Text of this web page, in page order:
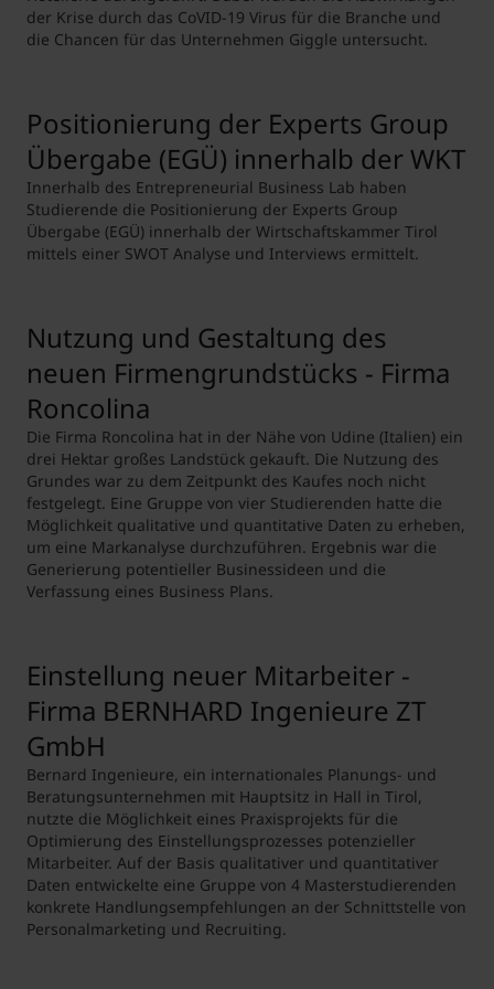
der Krise durch das CoVID-19 Virus für die Branche und
die Chancen für das Unternehmen Giggle untersucht.
Positionierung der Experts Group
Übergabe (EGÜ) innerhalb der WKT
Innerhalb des Entrepreneurial Business Lab haben
Studierende die Positionierung der Experts Group
Übergabe (EGÜ) innerhalb der Wirtschaftskammer Tirol
mittels einer SWOT Analyse und Interviews ermittelt.
Nutzung und Gestaltung des
neuen Firmengrundstücks - Firma
Roncolina
Die Firma Roncolina hat in der Nähe von Udine (Italien) ein
drei Hektar großes Landstück gekauft. Die Nutzung des
Grundes war zu dem Zeitpunkt des Kaufes noch nicht
festgelegt. Eine Gruppe von vier Studierenden hatte die
Möglichkeit qualitative und quantitative Daten zu erheben,
um eine Markanalyse durchzuführen. Ergebnis war die
Generierung potentieller Businessideen und die
Verfassung eines Business Plans.
Einstellung neuer Mitarbeiter -
Firma BERNHARD Ingenieure ZT
GmbH
Bernard Ingenieure, ein internationales Planungs- und
Beratungsunternehmen mit Hauptsitz in Hall in Tirol,
nutzte die Möglichkeit eines Praxisprojekts für die
Optimierung des Einstellungsprozesses potenzieller
Mitarbeiter. Auf der Basis qualitativer und quantitativer
Daten entwickelte eine Gruppe von 4 Masterstudierenden
konkrete Handlungsempfehlungen an der Schnittstelle von
Personalmarketing und Recruiting.